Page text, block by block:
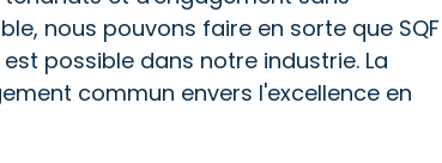
nous pouvons faire en sorte que SQF
possible dans notre industrie. La
commun envers l'excellence en